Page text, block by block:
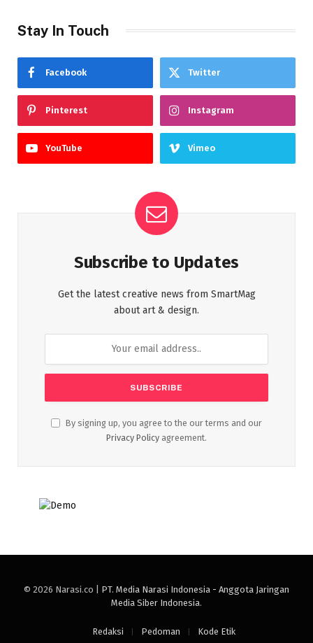
Stay In Touch
Facebook Twitter
Pinterest Instagram
YouTube Vimeo
Subscribe to Updates
Get the latest creative news from SmartMag
about art & design.
By signing up, you agree to the our terms and our
Privacy Policy agreement.
© 2026 Narasi.co | PT. Media Narasi Indonesia - Anggota Jaringan
Media Siber Indonesia.
Redaksi Pedoman Kode Etik